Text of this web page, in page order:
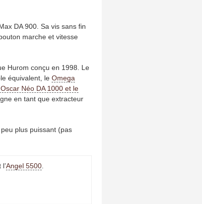
DA 900. Sa vis sans fin
marche et vitesse
Hurom conçu en 1998. Le
équivalent, le Omega
Néo DA 1000 et le
en tant que extracteur
plus puissant (pas
l’Angel 5500